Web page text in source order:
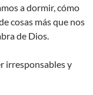
a dormir, cómo
cosas más que nos
de Dios.
irresponsables y